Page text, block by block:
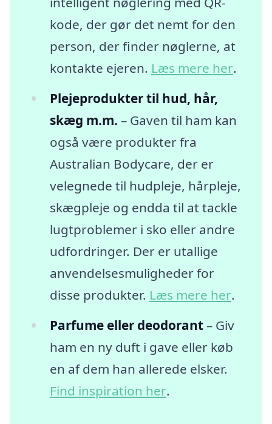
kode, der gør det nemt for den
person, der finder nøglerne, at
kontakte ejeren. Læs mere her.
Plejeprodukter til hud, hår,
skæg m.m. – Gaven til ham kan
også være produkter fra
Australian Bodycare, der er
velegnede til hudpleje, hårpleje,
skægpleje og endda til at tackle
lugtproblemer i sko eller andre
udfordringer. Der er utallige
anvendelsesmuligheder for
disse produkter. Læs mere her.
Parfume eller deodorant– Giv
ham en ny duft i gave eller køb
en af dem han allerede elsker.
Find inspiration her.